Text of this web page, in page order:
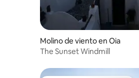
Molino de viento en Oia
The Sunset Windmill